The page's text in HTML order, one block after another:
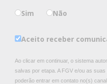
Sim Não
Aceito receber
Ao clicar em continuar, o sistema
salvas por etapa. A FGV e/ou as
poderão entrar em contato no(s)